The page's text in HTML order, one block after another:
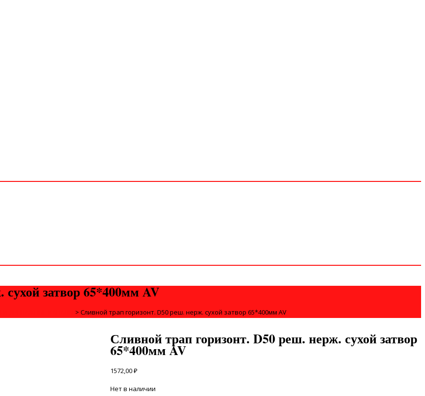
затвор 65*400мм AV
> Сливной трап горизонт. D50 реш. нерж. сухой затвор 65*400мм AV
Сливной трап горизонт. D50 реш. нерж. сухой затвор
65*400мм AV
1572,00₽
Нет в наличии